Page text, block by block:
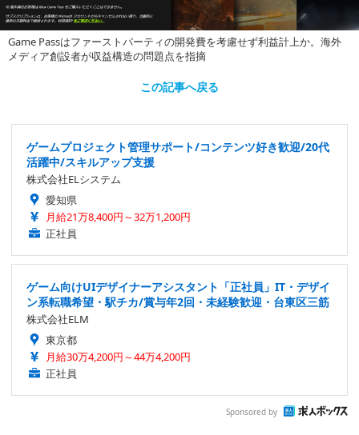
Game Passはファーストパーティの開発費を考慮せず利益計上か。海外
メディア創設者が収益構造の問題点を指摘
この記事へ戻る
ゲームプロジェクト管理サポート/コンテンツ好き歓迎/20代
活躍中/スキルアップ支援
株式会社ELシステム
愛知県
月給21万8,400円～32万1,200円
正社員
ゲーム向けUIデザイナーアシスタント「正社員」IT・デザイ
ン系転職希望・駅チカ/賞与年2回・未経験歓迎・台東区三筋
株式会社ELM
東京都
月給30万4,200円～44万4,200円
正社員
Sponsored by